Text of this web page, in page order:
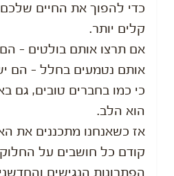
כדי להפוך את החיים שלכם
קלים יותר.
אם תרצו אותם בולטים - הם
אותם נטמעים בחלל - הם
כי כמו בחברים טובים, גם
הוא הלב.
אז כשאנחנו מתכננים את
קודם כל חושבים על
הפתרונות הנגישים